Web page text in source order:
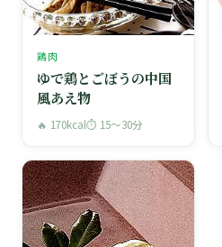
鶏肉
ゆで鶏とごぼうの中国
風あえ物
🔥 170kcal⏱ 15〜30分